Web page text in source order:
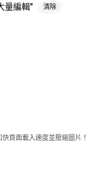
量編輯 清除
頁面載入速度並壓縮圖片！